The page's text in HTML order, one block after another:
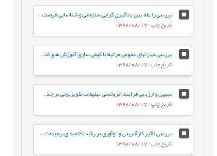
بررسی رابطه بین یادگیری گرایی سازمانی و شناسایی فرصت و خودکارآمدی کارآفرینان شرکت های دانش بنیان شهر تهران
تاریخ چاپ: 1398/08/17
بررسی مهارتهای عمومی مرتبط با کیفی سازی آموزش های فنی و حرفه ای از منظر ذینفعان
تاریخ چاپ: 1398/08/17
تبیین و ارزیابی فرایند اثربخشی تبلیغات تلویزیونی بر جذب مشتریان: مورد پژوهی بانک صادرات ایران
تاریخ چاپ: 1398/08/17
بررسی تأثیر کارآفرینی و نوآوری بر رشد اقتصادی: رهیافت داده های تابلویی
تاریخ چاپ: 1398/08/17